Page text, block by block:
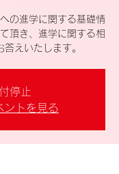
の進学に関する基礎情
頂き、進学に関する相
えいたします。
停止
ントを見る